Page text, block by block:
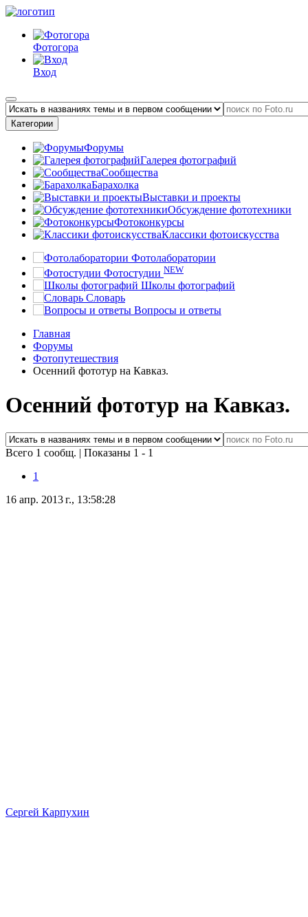
Фотогора
Вход
Категории
Форумы
Галерея фотографий
Сообщества
Барахолка
Выставки и проекты
Обсуждение фототехники
Фотоконкурсы
Классики фотоискусства
Фотолаборатории
Фотостудии NEW
Школы фотографий
Словарь
Вопросы и ответы
Главная
Форумы
Фотопутешествия
Осенний фототур на Кавказ.
Осенний фототур на Кавказ.
Всего 1 сообщ. | Показаны 1 - 1
1
16 апр. 2013 г., 13:58:28
Сергей Карпухин